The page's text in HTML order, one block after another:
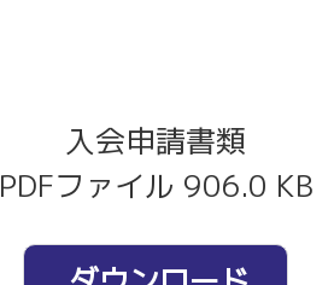
入会申請書類
PDFファイル 906.0 KB